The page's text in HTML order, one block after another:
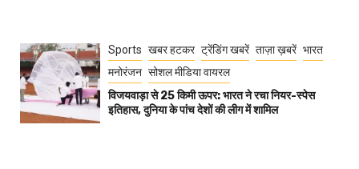
Sports खबर हटकर ट्रेंडिंग खबरें ताज़ा ख़बरें भारत
मनोरंजन सोशल मीडिया वायरल
विजयवाड़ा से 25 किमी ऊपर: भारत ने रचा नियर-स्पेस
इतिहास, दुनिया के पांच देशों की लीग में शामिल